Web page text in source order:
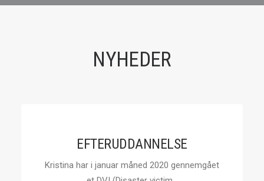
NYHEDER
EFTERUDDANNELSE
Kristina har i januar måned 2020 gennemgået